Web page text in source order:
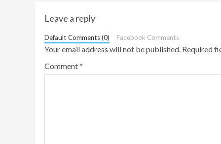
Leave a reply
Default Comments (0) Facebook Comments
Your email address will not be published. Required
Comment*